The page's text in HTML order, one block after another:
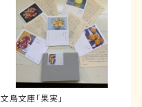
文鳥文庫「果実」